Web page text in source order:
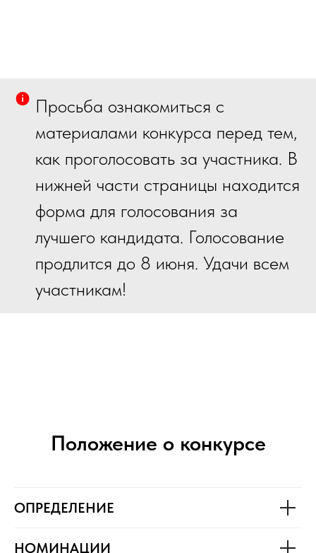
Просьба ознакомиться с
материалами конкурса перед тем,
как проголосовать за участника. В
нижней части страницы находится
форма для голосования за
лучшего кандидата. Голосование
продлится до 8 июня. Удачи всем
участникам!
Положение о конкурсе
ОПРЕДЕЛЕНИЕ
НОМИНАЦИИ